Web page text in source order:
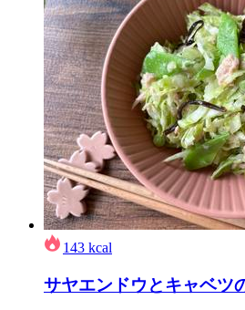
143 kcal
サヤエンドウとキャベツ